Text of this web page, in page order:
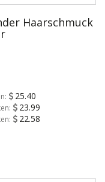
Haarschmuck
25.40
23.99
22.58